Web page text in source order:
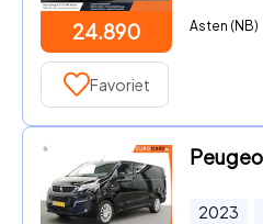
24.890 Asten (NB)
Favoriet
2023